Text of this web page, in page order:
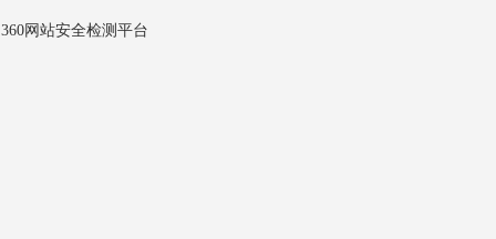
360网站安全检测平台